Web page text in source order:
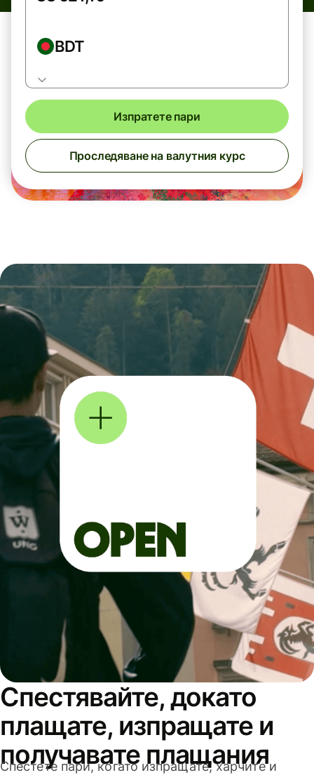
BDT
Изпратете пари
Проследяване на валутния курс
Спестявайте, докато
плащате, изпращате и
получавате плащания
Спестете пари, когато изпращате, харчите и